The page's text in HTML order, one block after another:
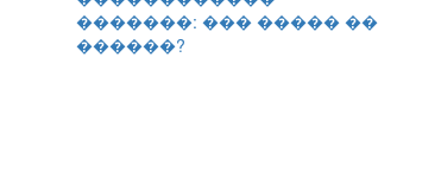
�������: ��� ����� ��
������?